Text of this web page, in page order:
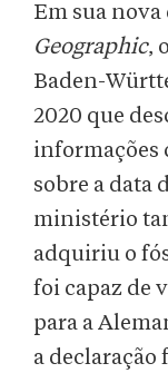
Em sua nova
Geographic,
Baden-
2020 que
informações
sobre a data
ministério
adquiriu o
foi capaz de
para a
a declaração